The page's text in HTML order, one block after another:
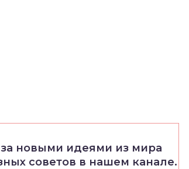
новыми идеями из мира
советов в нашем канале.